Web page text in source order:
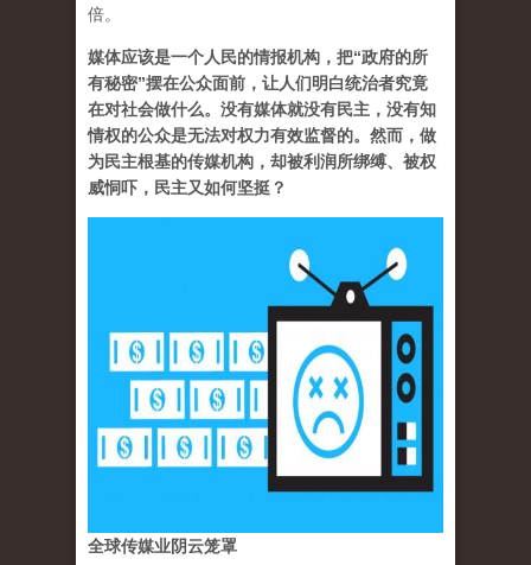
倍。
媒体应该是一个人民的情报机构，把“政府的所
有秘密”摆在公众面前，让人们明白统治者究竟
在对社会做什么。没有媒体就没有民主，没有知
情权的公众是无法对权力有效监督的。然而，做
为民主根基的传媒机构，却被利润所绑缚、被权
威恫吓，民主又如何坚挺？
全球传媒业阴云笼罩